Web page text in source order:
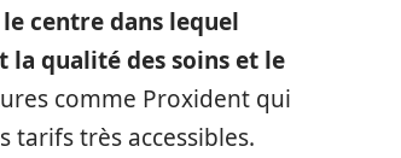
le centre dans lequel
la qualité des soins et le
comme Proxident qui
tarifs très accessibles.